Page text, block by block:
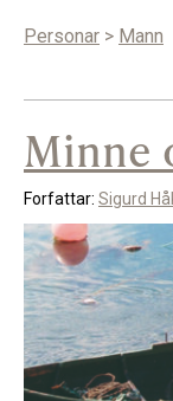
Personar > Mann
Minne
Forfattar: Sigurd